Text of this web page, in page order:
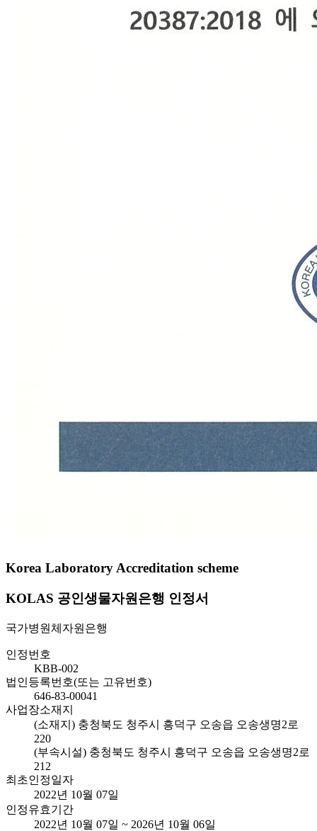
Korea Laboratory Accreditation scheme
KOLAS 공인생물자원은행 인정서
국가병원체자원은행
인정번호
KBB-002
법인등록번호(또는 고유번호)
646-83-00041
사업장소재지
(소재지) 충청북도 청주시 흥덕구 오송읍 오송생명2로
220
(부속시설) 충청북도 청주시 흥덕구 오송읍 오송생명2로
212
최초인정일자
2022년 10월 07일
인정유효기간
2022년 10월 07일 ~ 2026년 10월 06일